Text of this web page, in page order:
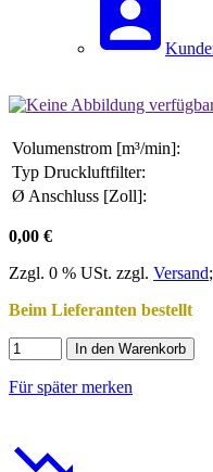
Volumenstrom [m³/min]:
Typ Druckluftfilter:
Ø Anschluss [Zoll]:
0,00 €
Zzgl. 0 % USt. zzgl. Versand
Beim Lieferanten bestellt
In den Warenkorb
Für später merken